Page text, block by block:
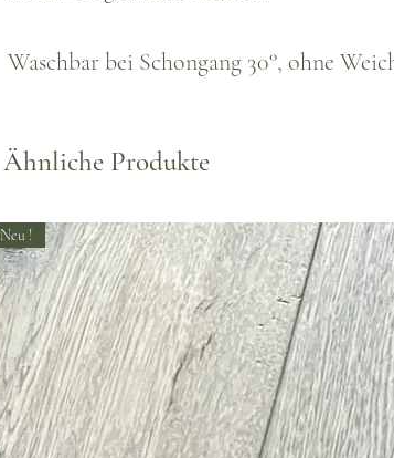
Waschbar bei Schongang 30°, ohne
Ähnliche Produkte
Neu !